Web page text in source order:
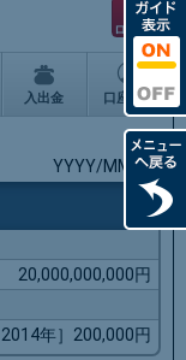
ログアウト
入出金 口座情報
YYYY/MM/DD
20,000,000,000円
2014年］200,000円